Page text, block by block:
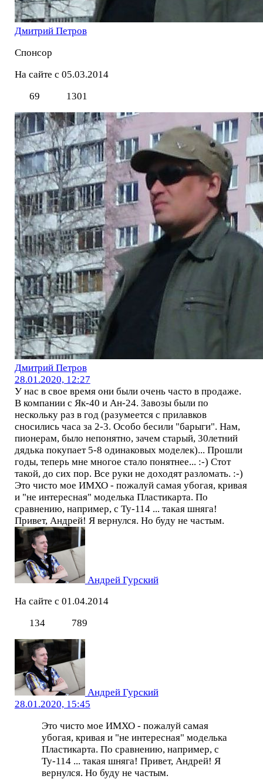
Дмитрий Петров
Спонсор
На сайте с 05.03.2014
69
1301
Дмитрий Петров
28.01.2020, 12:27
У нас в свое время они были очень часто в продаже.
В компании с Як-40 и Ан-24. Завозы были по
нескольку раз в год (разумеется с прилавков
сносились часа за 2-3. Особо бесили "барыги". Нам,
пионерам, было непонятно, зачем старый, 30летний
дядька покупает 5-8 одинаковых моделек)... Прошли
годы, теперь мне многое стало понятнее... :-) Стот
такой, до сих пор. Все руки не доходят разломать. :-)
Это чисто мое ИМХО - пожалуй самая убогая, кривая
и "не интересная" моделька Пластикарта. По
сравнению, например, с Ту-114 ... такая шняга!
Привет, Андрей! Я вернулся. Но буду не частым.
Андрей Гурский
На сайте с 01.04.2014
134
789
Андрей Гурский
28.01.2020, 15:45
Это чисто мое ИМХО - пожалуй самая
убогая, кривая и "не интересная" моделька
Пластикарта. По сравнению, например, с
Ту-114 ... такая шняга! Привет, Андрей! Я
вернулся. Но буду не частым.